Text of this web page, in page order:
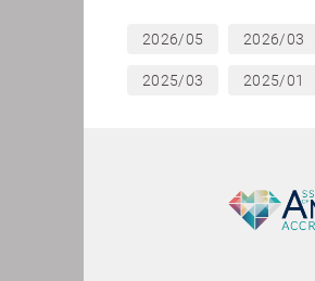
2026/05 2026/03
2025/03 2025/01